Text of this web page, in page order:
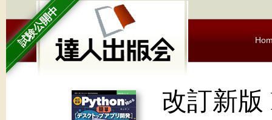
試験公開中
改訂新版